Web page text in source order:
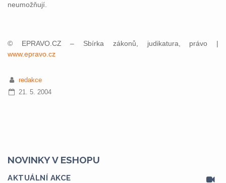
neumožňují.
© EPRAVO.CZ – Sbírka zákonů, judikatura, právo |
www.epravo.cz
redakce
21. 5. 2004
NOVINKY V ESHOPU
AKTUÁLNÍ AKCE